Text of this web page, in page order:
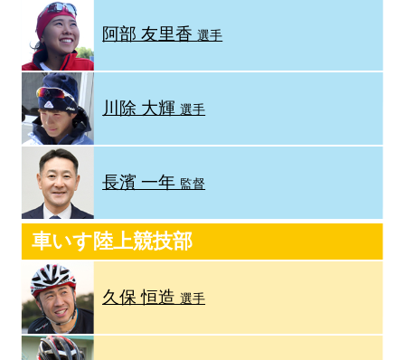
阿部 友里香選手
川除 大輝選手
長濱 一年 監督
車いす陸上競技部
久保 恒造選手